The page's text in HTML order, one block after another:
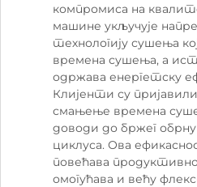
компромиса на
машине укључује
технологију сушења
времена сушења, а
одржава енергетску
Клијенти су пријавили
смањење времена
доводи до бржег
циклуса. Ова
повећава
омогућава и већу